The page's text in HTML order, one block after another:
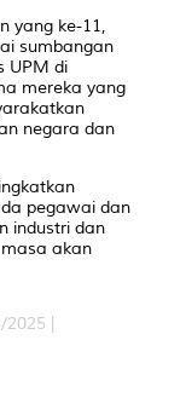
yang ke-11,
sumbangan
UPM di
mereka yang
negara dan
pegawai dan
industri dan
akan
|